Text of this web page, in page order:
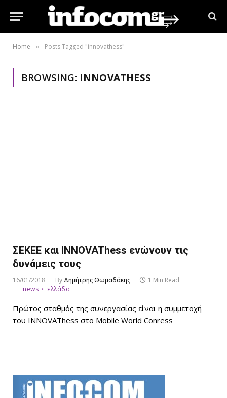
Home » Posts Tagged "innovathess"
BROWSING: INNOVATHESS
ΣΕΚΕΕ και INNOVAThess ενώνουν τις
δυνάμεις τους
16/01/2018 By Δημήτρης Θωμαδάκης
1 Min Read
news
ελλάδα
Πρώτος σταθμός της συνεργασίας είναι η συμμετοχή
του INNOVAThess στο Mobile World Conress